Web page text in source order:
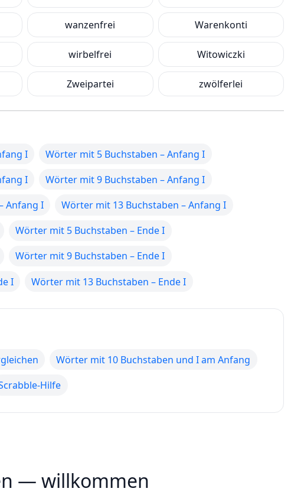
wanzenfrei Warenkonti
wirbelfrei Witowiczki
Zweipartei zwölferlei
I
Wörter mit 5 Buchstaben – Anfang I
I
Wörter mit 9 Buchstaben – Anfang I
Anfang I
Wörter mit 13 Buchstaben – Anfang I
Wörter mit 5 Buchstaben – Ende I
Wörter mit 9 Buchstaben – Ende I
I Wörter mit 13 Buchstaben – Ende I
Wörter mit 10 Buchstaben und I am Anfang
Hilfe
— willkommen